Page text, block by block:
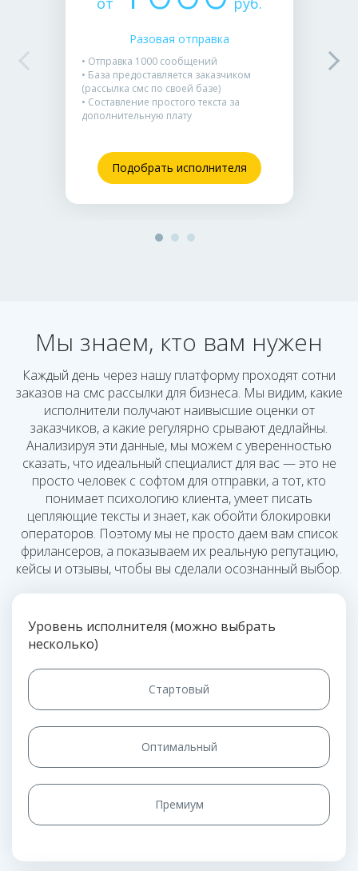
Разовая отправка
• Отправка 1000 сообщений
• База предоставляется заказчиком
(рассылка смс по своей базе)
• Составление простого текста за
дополнительную плату
Подобрать исполнителя
Мы знаем, кто вам нужен
Каждый день через нашу платформу проходят сотни
заказов на смс рассылки для бизнеса. Мы видим, какие
исполнители получают наивысшие оценки от
заказчиков, а какие регулярно срывают дедлайны.
Анализируя эти данные, мы можем с уверенностью
сказать, что идеальный специалист для вас — это не
просто человек с софтом для отправки, а тот, кто
понимает психологию клиента, умеет писать
цепляющие тексты и знает, как обойти блокировки
операторов. Поэтому мы не просто даем вам список
фрилансеров, а показываем их реальную репутацию,
кейсы и отзывы, чтобы вы сделали осознанный выбор.
Уровень исполнителя (можно выбрать
несколько)
Стартовый
Оптимальный
Премиум